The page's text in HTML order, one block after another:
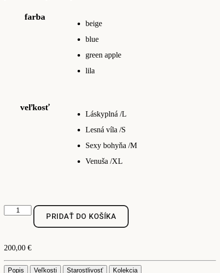
farba
beige
blue
green apple
lila
veľkosť
Láskyplná /L
Lesná víla /S
Sexy bohyňa /M
Venuša /XL
množstvo
Ľanové
PRIDAŤ DO KOŠÍKA
200,00 €
Popis Veľkosti Starostlivosť Kolekcia